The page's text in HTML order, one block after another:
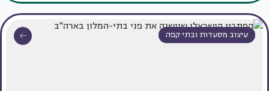
עיצוב מסעדות ובתי קפה